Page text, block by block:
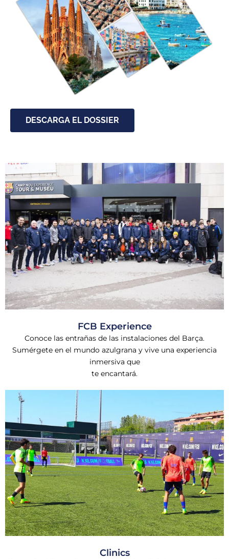
DESCARGA EL DOSSIER
FCB Experience
Conoce las entrañas de las instalaciones del Barça.
Sumérgete en el mundo azulgrana y vive una experiencia
inmersiva que
te encantará.
Clinics